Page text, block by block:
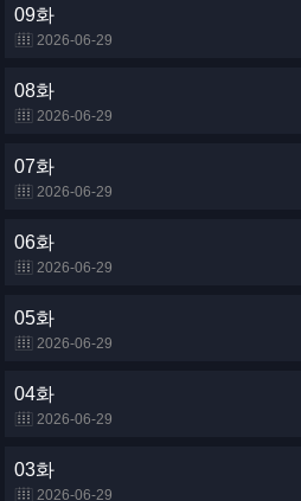
09화
2026-06-29
08화
2026-06-29
07화
2026-06-29
06화
2026-06-29
05화
2026-06-29
04화
2026-06-29
03화
2026-06-29